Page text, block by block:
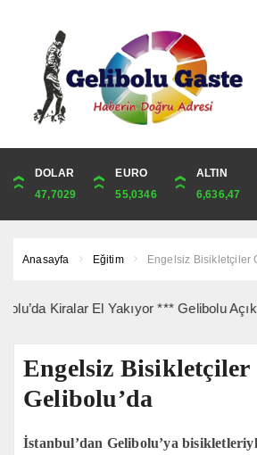
DOLAR
47,7029
EURO
55,0346
ALTIN
6,636,47
ONS
4,326,66
ALTIN
6,636,47
ÇEYREK
10,850,62
Anasayfa Eğitim Engelsiz Bisikletçiler
El Yakıyor *** Gelibolu
Engelsiz Bisikletçiler
Gelibolu’da
İstanbul’dan Gelibolu’ya